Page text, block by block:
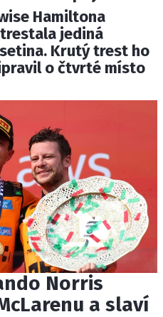
Hamiltona
jediná
Krutý trest ho
o čtvrté místo
Norris
a slaví